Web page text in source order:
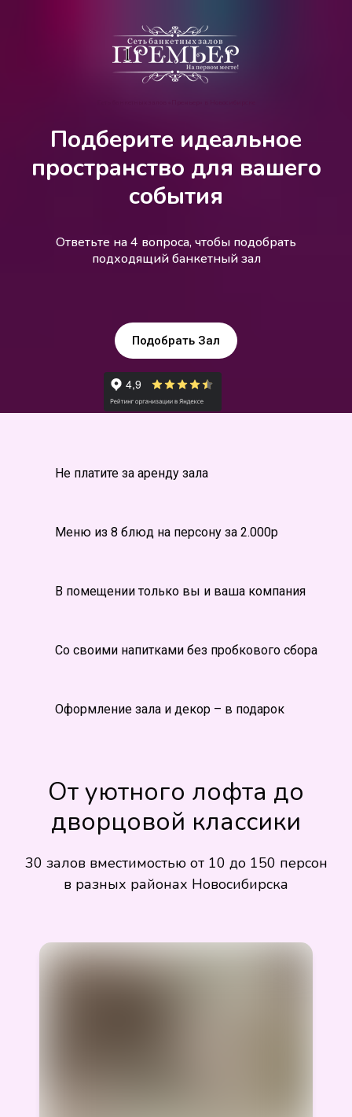
Подберите идеальное
пространство для вашего
события
Ответьте на 4 вопроса, чтобы подобрать
подходящий банкетный зал
Подобрать Зал
Не платите за аренду зала
Меню из 8 блюд на персону за 2.000р
В помещении только вы и ваша компания
Со своими напитками без пробкового сбора
Оформление зала и декор – в подарок
От уютного лофта до
дворцовой классики
30 залов вместимостью от 10 до 150 персон
в разных районах Новосибирска